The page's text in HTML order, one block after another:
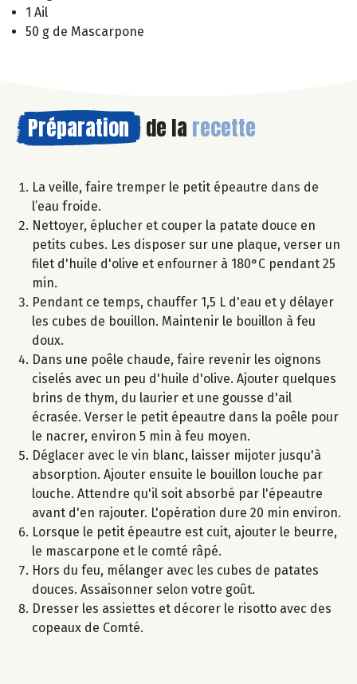
1 Ail
50 g de Mascarpone
Préparation de la recette
La veille, faire tremper le petit épeautre dans de
l’eau froide.
Nettoyer, éplucher et couper la patate douce en
petits cubes. Les disposer sur une plaque, verser un
filet d'huile d'olive et enfourner à 180°C pendant 25
min.
Pendant ce temps, chauffer 1,5 L d'eau et y délayer
les cubes de bouillon. Maintenir le bouillon à feu
doux.
Dans une poêle chaude, faire revenir les oignons
ciselés avec un peu d'huile d'olive. Ajouter quelques
brins de thym, du laurier et une gousse d'ail
écrasée. Verser le petit épeautre dans la poêle pour
le nacrer, environ 5 min à feu moyen.
Déglacer avec le vin blanc, laisser mijoter jusqu'à
absorption. Ajouter ensuite le bouillon louche par
louche. Attendre qu'il soit absorbé par l'épeautre
avant d'en rajouter. L'opération dure 20 min environ.
Lorsque le petit épeautre est cuit, ajouter le beurre,
le mascarpone et le comté râpé.
Hors du feu, mélanger avec les cubes de patates
douces. Assaisonner selon votre goût.
Dresser les assiettes et décorer le risotto avec des
copeaux de Comté.